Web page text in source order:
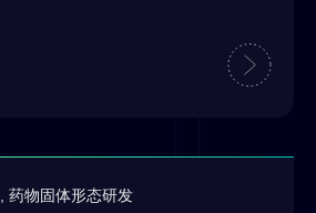
药物固体形态研发